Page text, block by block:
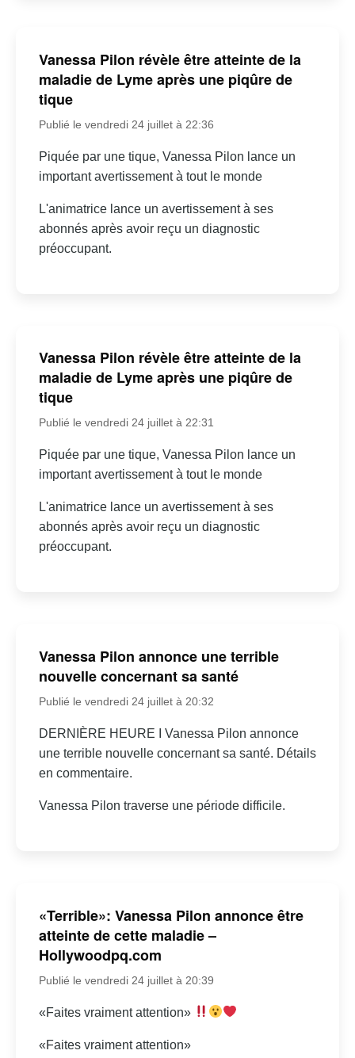
Vanessa Pilon révèle être atteinte de la
maladie de Lyme après une piqûre de
tique
Publié le vendredi 24 juillet à 22:36
Piquée par une tique, Vanessa Pilon lance un
important avertissement à tout le monde
L'animatrice lance un avertissement à ses
abonnés après avoir reçu un diagnostic
préoccupant.
Vanessa Pilon révèle être atteinte de la
maladie de Lyme après une piqûre de
tique
Publié le vendredi 24 juillet à 22:31
Piquée par une tique, Vanessa Pilon lance un
important avertissement à tout le monde
L'animatrice lance un avertissement à ses
abonnés après avoir reçu un diagnostic
préoccupant.
Vanessa Pilon annonce une terrible
nouvelle concernant sa santé
Publié le vendredi 24 juillet à 20:32
DERNIÈRE HEURE I Vanessa Pilon annonce
une terrible nouvelle concernant sa santé. Détails
en commentaire.
Vanessa Pilon traverse une période difficile.
«Terrible»: Vanessa Pilon annonce être
atteinte de cette maladie –
Hollywoodpq.com
Publié le vendredi 24 juillet à 20:39
«Faites vraiment attention»
«Faites vraiment attention»